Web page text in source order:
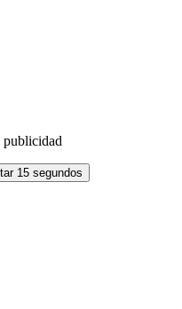
publicidad
15 segundos